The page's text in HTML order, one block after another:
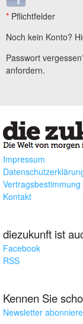
* Pflichtfelder
Noch kein Konto?
Passwort
anfordern.
Impressum
Kontakt
diezukunft ist
Facebook
RSS
Kennen Sie
Newsletter